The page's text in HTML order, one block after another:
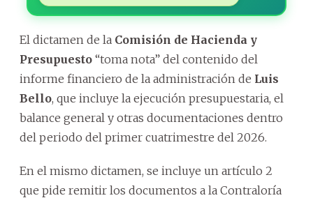
El dictamen de la Comisión de Hacienda y
Presupuesto “toma nota” del contenido del
informe financiero de la administración de Luis
Bello, que incluye la ejecución presupuestaria, el
balance general y otras documentaciones dentro
del periodo del primer cuatrimestre del 2026.
En el mismo dictamen, se incluye un artículo 2
que pide remitir los documentos a la Contraloría